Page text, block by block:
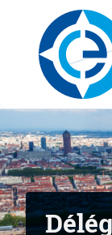
Skip to content